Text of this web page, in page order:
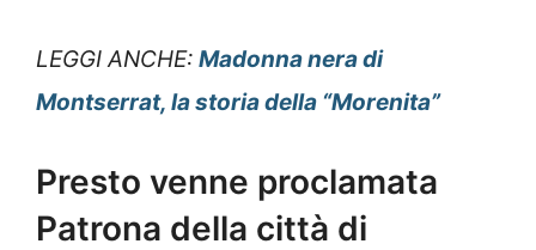
LEGGI ANCHE: Madonna nera di
Montserrat, la storia della “Morenita”
Presto venne proclamata
Patrona della città di